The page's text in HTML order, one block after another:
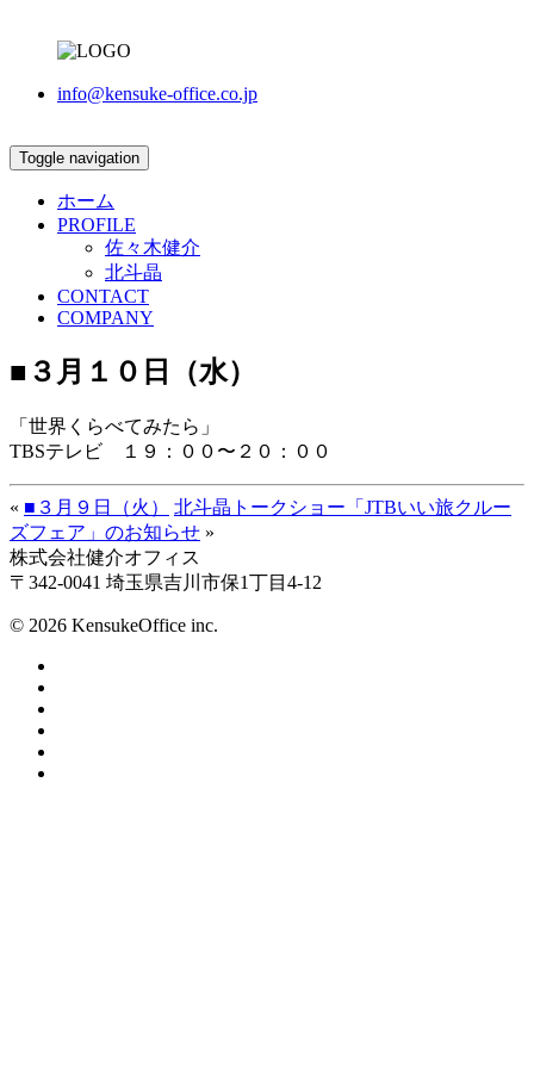
info@kensuke-office.co.jp
Toggle navigation
ホーム
PROFILE
佐々木健介
北斗晶
CONTACT
COMPANY
■３月１０日（水）
「世界くらべてみたら」
TBSテレビ １９：００〜２０：００
« ■３月９日（火）
北斗晶トークショー「JTBいい旅クルー
ズフェア」のお知らせ »
株式会社健介オフィス
〒342-0041 埼玉県吉川市保1丁目4-12
© 2026 KensukeOffice inc.